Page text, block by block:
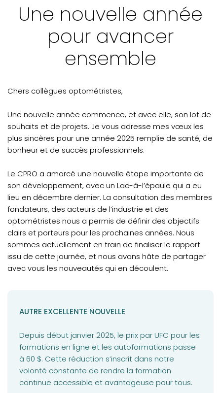
Une nouvelle année
pour avancer
ensemble
Chers collègues optométristes,
Une nouvelle année commence, et avec elle, son lot de
souhaits et de projets. Je vous adresse mes vœux les
plus sincères pour une année 2025 remplie de santé, de
bonheur et de succès professionnels.
Le CPRO a amorcé une nouvelle étape importante de
son développement, avec un Lac-à-l’épaule qui a eu
lieu en décembre dernier. La consultation des membres
fondateurs, des acteurs de l’industrie et des
optométristes nous a permis de définir des objectifs
clairs et porteurs pour les prochaines années. Nous
sommes actuellement en train de finaliser le rapport
issu de cette journée, et nous avons hâte de partager
avec vous les nouveautés qui en découlent.
AUTRE EXCELLENTE NOUVELLE
Depuis début janvier 2025, le prix par UFC pour les
formations en ligne et les autoformations passe
à 60 $. Cette réduction s’inscrit dans notre
volonté constante de rendre la formation
continue accessible et avantageuse pour tous.